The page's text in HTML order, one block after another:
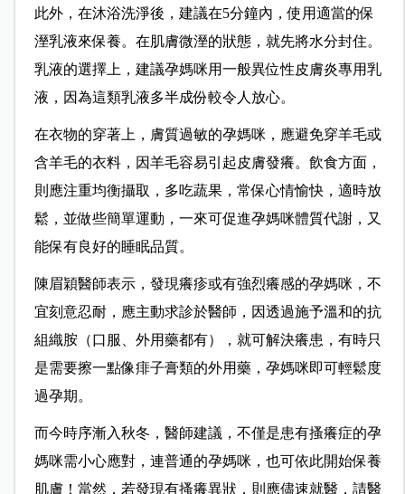
此外，在沐浴洗淨後，建議在5分鐘內，使用適當的保
溼乳液來保養。在肌膚微溼的狀態，就先將水分封住。
乳液的選擇上，建議孕媽咪用一般異位性皮膚炎專用乳
液，因為這類乳液多半成份較令人放心。
在衣物的穿著上，膚質過敏的孕媽咪，應避免穿羊毛或
含羊毛的衣料，因羊毛容易引起皮膚發癢。飲食方面，
則應注重均衡攝取，多吃蔬果，常保心情愉快，適時放
鬆，並做些簡單運動，一來可促進孕媽咪體質代謝，又
能保有良好的睡眠品質。
陳眉穎醫師表示，發現癢疹或有強烈癢感的孕媽咪，不
宜刻意忍耐，應主動求診於醫師，因透過施予溫和的抗
組織胺（口服、外用藥都有），就可解決癢患，有時只
是需要擦一點像痱子膏類的外用藥，孕媽咪即可輕鬆度
過孕期。
而今時序漸入秋冬，醫師建議，不僅是患有搔癢症的孕
媽咪需小心應對，連普通的孕媽咪，也可依此開始保養
肌膚！當然，若發現有搔癢異狀，則應儘速就醫，請醫